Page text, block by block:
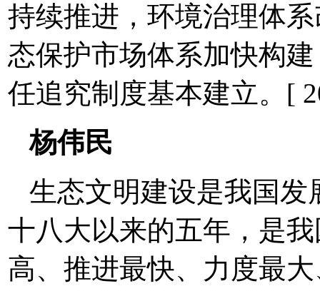
持续推进，环境治理体
态保护市场体系加快构
任追究制度基本建立。[
杨伟民
生态文明建设是我国
十八大以来的五年，是
高、推进最快、力度最